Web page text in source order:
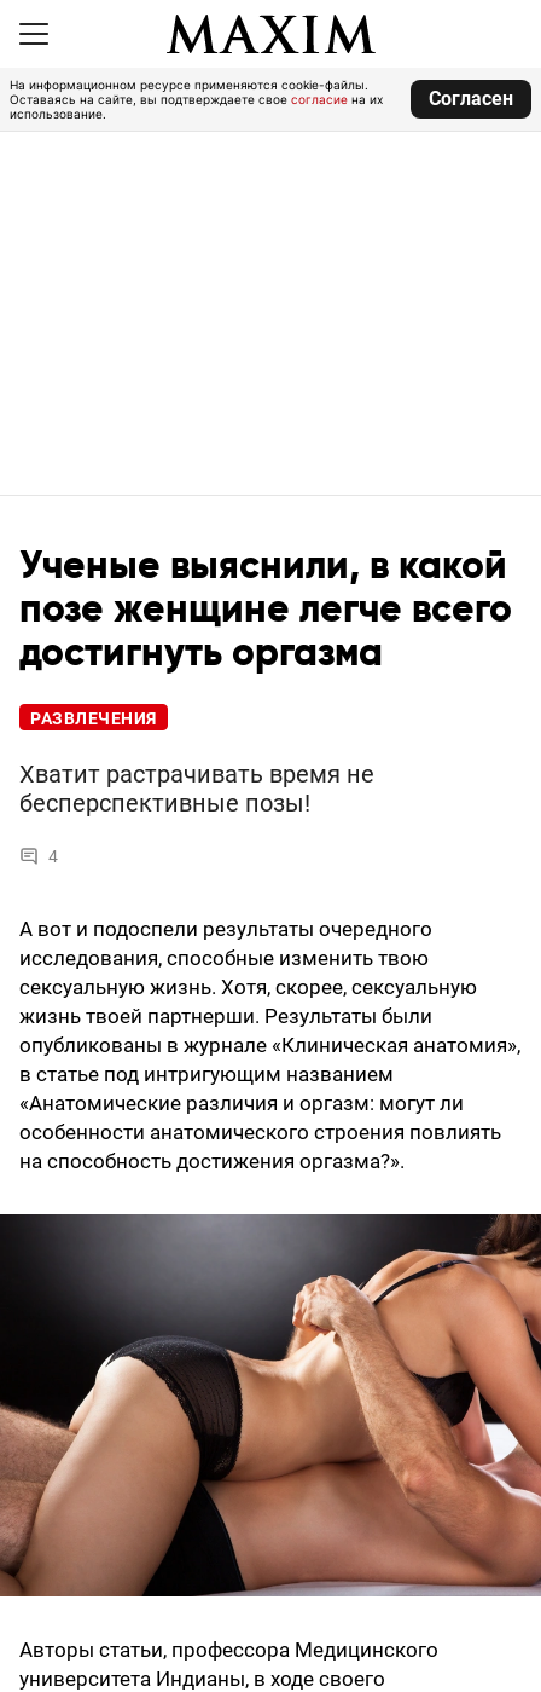
На информационном ресурсе применяются cookie-файлы.
Оставаясь на сайте, вы подтверждаете свое согласие на их
использование.
Согласен
Ученые выяснили, в какой
позе женщине легче всего
достигнуть оргазма
РАЗВЛЕЧЕНИЯ
Хватит растрачивать время не
бесперспективные позы!
4
А вот и подоспели результаты очередного
исследования, способные изменить твою
сексуальную жизнь. Хотя, скорее, сексуальную
жизнь твоей партнерши. Результаты были
опубликованы в журнале «Клиническая анатомия»,
в статье под интригующим названием
«Анатомические различия и оргазм: могут ли
особенности анатомического строения повлиять
на способность достижения оргазма?».
Авторы статьи, профессора Медицинского
университета Индианы, в ходе своего